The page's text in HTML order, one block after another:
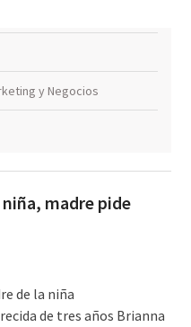
y Negocios
madre pide
de la niña
de tres años Brianna